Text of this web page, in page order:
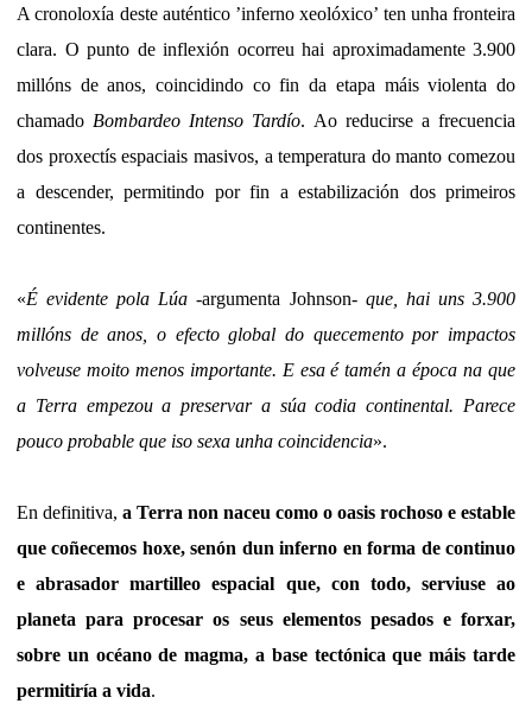
A cronoloxía deste auténtico ’inferno xeolóxico’ ten unha fronteira
clara. O punto de inflexión ocorreu hai aproximadamente 3.900
millóns de anos, coincidindo co fin da etapa máis violenta do
chamado Bombardeo Intenso Tardío. Ao reducirse a frecuencia
dos proxectís espaciais masivos, a temperatura do manto comezou
a descender, permitindo por fin a estabilización dos primeiros
continentes.
«É evidente pola Lúa -argumenta Johnson- que, hai uns 3.900
millóns de anos, o efecto global do quecemento por impactos
volveuse moito menos importante. E esa é tamén a época na que
a Terra empezou a preservar a súa codia continental. Parece
pouco probable que iso sexa unha coincidencia».
En definitiva, a Terra non naceu como o oasis rochoso e estable
que coñecemos hoxe, senón dun inferno en forma de continuo
e abrasador martilleo espacial que, con todo, serviuse ao
planeta para procesar os seus elementos pesados e forxar,
sobre un océano de magma, a base tectónica que máis tarde
permitiría a vida.